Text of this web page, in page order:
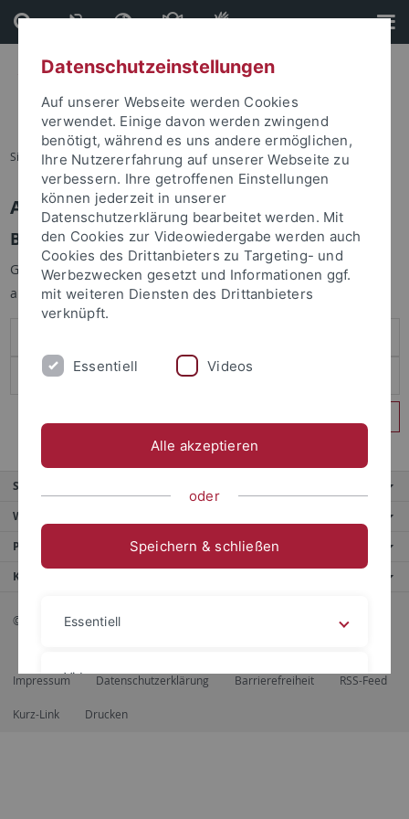
Direkt
zum
Inhalt
Direkt
zur
Fußleiste
Sie sind hier: Startseite
Anmelden
Benutzeranmeldung
Geben Sie Ihren Benutzernamen und Ihr Passwort an um sich
anzumelden:
Service
Weitere Angebote
Portale
Kontaktinfo
© 2026 Eberhard Karls Universität Tübingen, Tübingen
Impressum Datenschutzerklärung Barrierefreiheit RSS-Feed
Kurz-Link Drucken
Datenschutzeinstellungen
Auf unserer Webseite werden Cookies
verwendet. Einige davon werden zwingend
benötigt, während es uns andere ermöglichen,
Ihre Nutzererfahrung auf unserer Webseite zu
verbessern. Ihre getroffenen Einstellungen
können jederzeit in unserer
Datenschutzerklärung bearbeitet werden. Mit
den Cookies zur Videowiedergabe werden auch
Cookies des Drittanbieters zu Targeting- und
Werbezwecken gesetzt und Informationen ggf.
mit weiteren Diensten des Drittanbieters
verknüpft.
Essentiell Videos
Alle akzeptieren
oder
Speichern & schließen
Essentiell
Videos